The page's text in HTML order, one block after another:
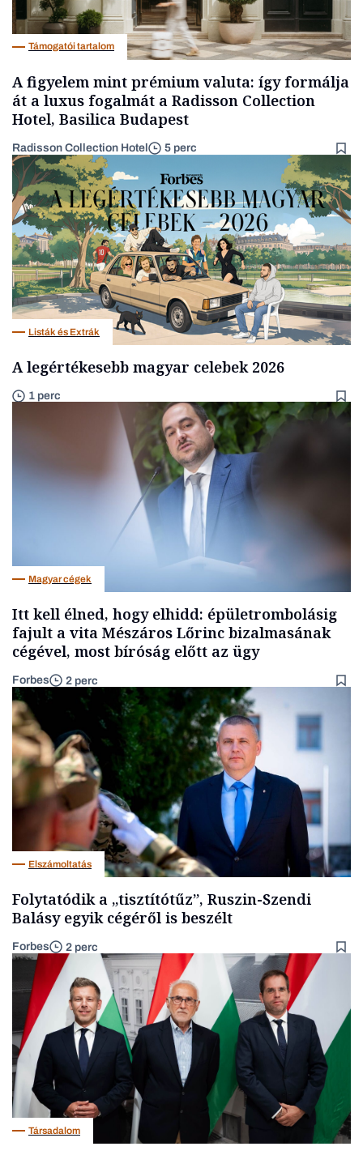
Támogatói tartalom
A figyelem mint prémium valuta: így formálja
át a luxus fogalmát a Radisson Collection
Hotel, Basilica Budapest
Radisson Collection Hotel 5 perc
Listák és Extrák
A legértékesebb magyar celebek 2026
1 perc
Magyar cégek
Itt kell élned, hogy elhidd: épületrombolásig
fajult a vita Mészáros Lőrinc bizalmasának
cégével, most bíróság előtt az ügy
Forbes 2 perc
Elszámoltatás
Folytatódik a „tisztítótűz”, Ruszin-Szendi
Balásy egyik cégéről is beszélt
Forbes 2 perc
Társadalom